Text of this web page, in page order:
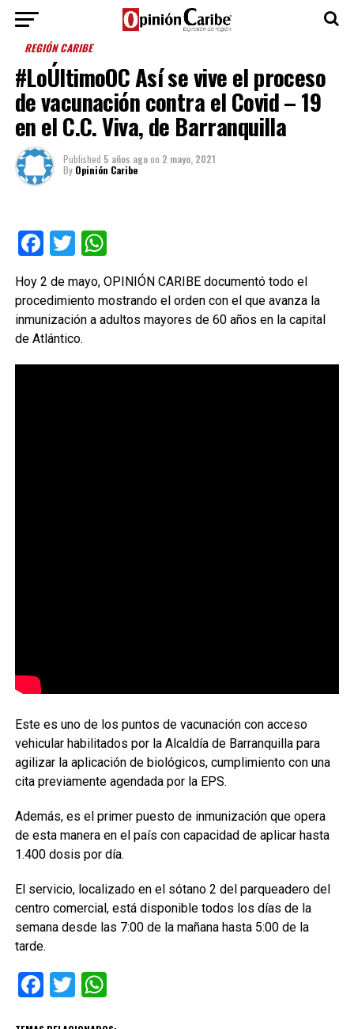
REGIÓN CARIBE
#LoÚltimoOC Así se vive el proceso
de vacunación contra el Covid – 19
en el C.C. Viva, de Barranquilla
Published 5 años agoon 2 mayo, 2021
By Opinión Caribe
Facebook
TwitterWhatsApp
Hoy 2 de mayo, OPINIÓN CARIBE documentó todo el
procedimiento mostrando el orden con el que avanza la
inmunización a adultos mayores de 60 años en la capital
de Atlántico.
Este es uno de los puntos de vacunación con acceso
vehicular habilitados por la Alcaldía de Barranquilla para
agilizar la aplicación de biológicos, cumplimiento con una
cita previamente agendada por la EPS.
Además, es el primer puesto de inmunización que opera
de esta manera en el país con capacidad de aplicar hasta
1.400 dosis por día.
El servicio, localizado en el sótano 2 del parqueadero del
centro comercial, está disponible todos los días de la
semana desde las 7:00 de la mañana hasta 5:00 de la
tarde.
Facebook
TwitterWhatsApp